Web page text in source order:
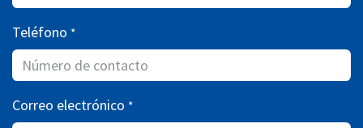
Teléfono *
Correo electrónico *